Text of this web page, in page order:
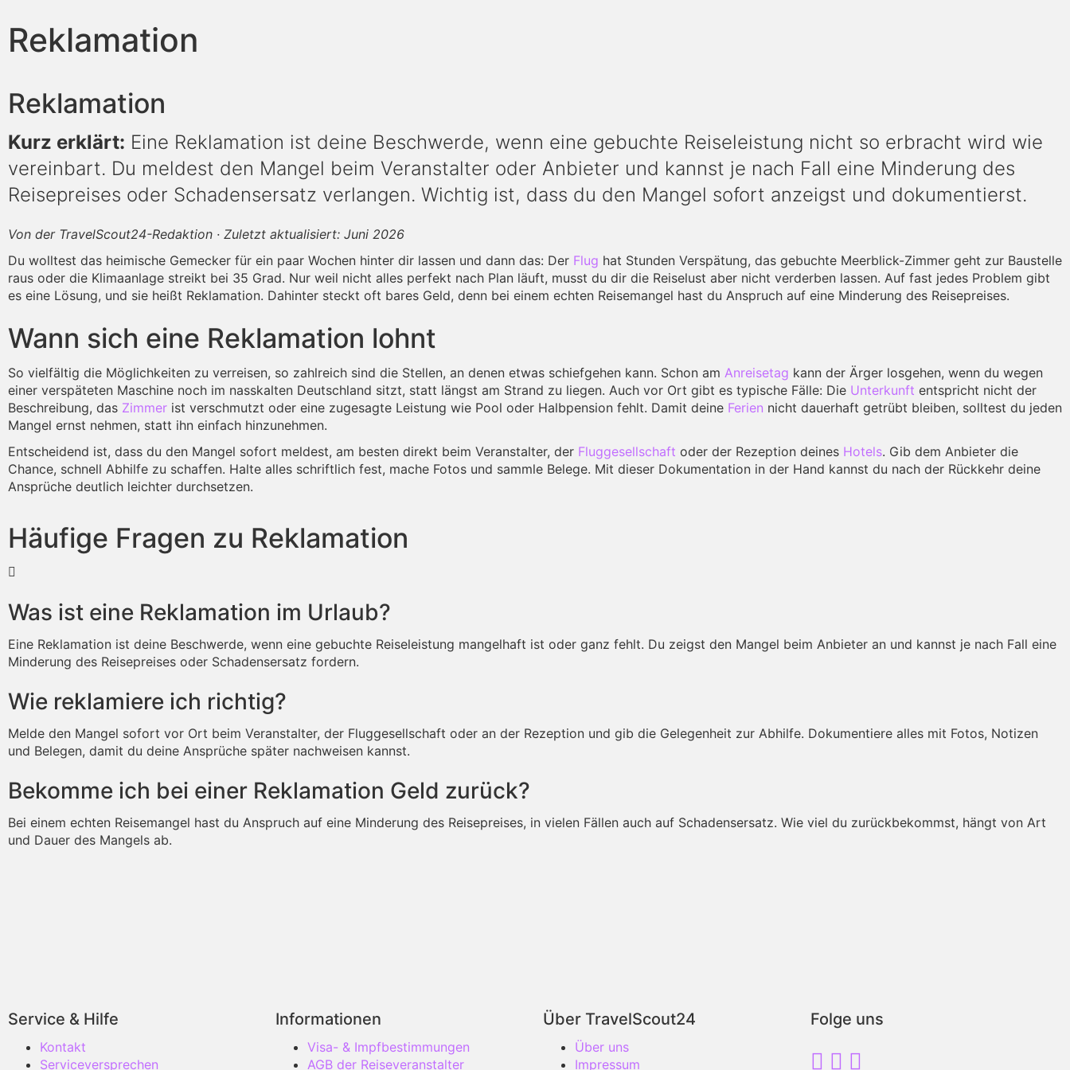
Reklamation
Reklamation
Kurz erklärt: Eine Reklamation ist deine Beschwerde, wenn eine gebuchte Reiseleistung nicht so erbracht wird wie
vereinbart. Du meldest den Mangel beim Veranstalter oder Anbieter und kannst je nach Fall eine Minderung des
Reisepreises oder Schadensersatz verlangen. Wichtig ist, dass du den Mangel sofort anzeigst und dokumentierst.
Von der TravelScout24-Redaktion · Zuletzt aktualisiert: Juni 2026
Du wolltest das heimische Gemecker für ein paar Wochen hinter dir lassen und dann das: Der Flug hat Stunden Verspätung, das gebuchte Meerblick-Zimmer geht zur Baustelle
raus oder die Klimaanlage streikt bei 35 Grad. Nur weil nicht alles perfekt nach Plan läuft, musst du dir die Reiselust aber nicht verderben lassen. Auf fast jedes Problem gibt
es eine Lösung, und sie heißt Reklamation. Dahinter steckt oft bares Geld, denn bei einem echten Reisemangel hast du Anspruch auf eine Minderung des Reisepreises.
Wann sich eine Reklamation lohnt
So vielfältig die Möglichkeiten zu verreisen, so zahlreich sind die Stellen, an denen etwas schiefgehen kann. Schon am Anreisetag kann der Ärger losgehen, wenn du wegen
einer verspäteten Maschine noch im nasskalten Deutschland sitzt, statt längst am Strand zu liegen. Auch vor Ort gibt es typische Fälle: Die Unterkunft entspricht nicht der
Beschreibung, das Zimmer ist verschmutzt oder eine zugesagte Leistung wie Pool oder Halbpension fehlt. Damit deine Ferien nicht dauerhaft getrübt bleiben, solltest du jeden
Mangel ernst nehmen, statt ihn einfach hinzunehmen.
Entscheidend ist, dass du den Mangel sofort meldest, am besten direkt beim Veranstalter, der Fluggesellschaft oder der Rezeption deines Hotels. Gib dem Anbieter die
Chance, schnell Abhilfe zu schaffen. Halte alles schriftlich fest, mache Fotos und sammle Belege. Mit dieser Dokumentation in der Hand kannst du nach der Rückkehr deine
Ansprüche deutlich leichter durchsetzen.
Häufige Fragen zu Reklamation
Was ist eine Reklamation im Urlaub?
Eine Reklamation ist deine Beschwerde, wenn eine gebuchte Reiseleistung mangelhaft ist oder ganz fehlt. Du zeigst den Mangel beim Anbieter an und kannst je nach Fall eine
Minderung des Reisepreises oder Schadensersatz fordern.
Wie reklamiere ich richtig?
Melde den Mangel sofort vor Ort beim Veranstalter, der Fluggesellschaft oder an der Rezeption und gib die Gelegenheit zur Abhilfe. Dokumentiere alles mit Fotos, Notizen
und Belegen, damit du deine Ansprüche später nachweisen kannst.
Bekomme ich bei einer Reklamation Geld zurück?
Bei einem echten Reisemangel hast du Anspruch auf eine Minderung des Reisepreises, in vielen Fällen auch auf Schadensersatz. Wie viel du zurückbekommst, hängt von Art
und Dauer des Mangels ab.
Service & Hilfe
Kontakt
Serviceversprechen
Informationen
Visa- & Impfbestimmungen
AGB der Reiseveranstalter
Über TravelScout24
Über uns
Impressum
Folge uns